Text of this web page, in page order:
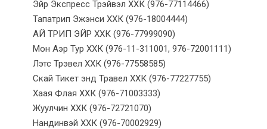
Эйр Экспресс Трэйвэл ХХК (976-77114466)
Тапатрип Эжэнси ХХК (976-18004444)
АЙ ТРИП ЭЙР ХХК (976-77999090)
Мон Аэр Тур ХХК (976-11-311001, 976-72001111)
Лэтс Трэвел ХХК (976-77558585)
Скай Тикет энд Травел ХХК (976-77227755)
Хаая Флая ХХК (976-71003333)
Жуулчин ХХК (976-72721070)
Нандинвэй ХХК (976-70002929)